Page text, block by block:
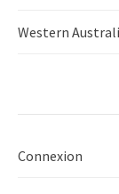
Western
Connexion